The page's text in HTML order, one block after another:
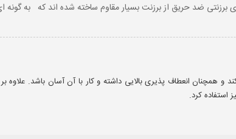
ضد حریق از برزنت بسیار مقاوم ساخته شده اند که به گونه
و همچنان انعطاف پذیری بالایی داشته و کار با آن آسان باشد. علاوه
استفاده کرد.